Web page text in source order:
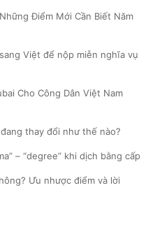
Điểm Mới Cần Biết Năm
Việt để nộp miễn nghĩa vụ
Cho Công Dân Việt Nam
thay đổi như thế nào?
– “degree” khi dịch bằng cấp
Ưu nhược điểm và lời